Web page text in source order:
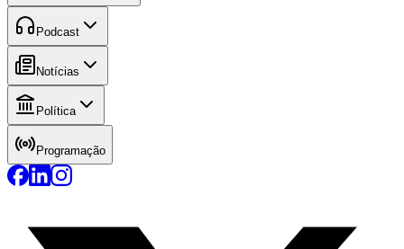
Podcast
Notícias
Política
Programação